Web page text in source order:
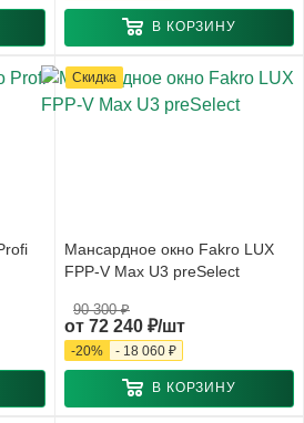
В КОРЗИНУ
Скидка
Мансардное окно Fakro LUX
FPP-V Max U3 preSelect
от 72 240 ₽/шт
90 300 ₽
-20% - 18 060 ₽
В КОРЗИНУ